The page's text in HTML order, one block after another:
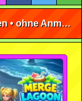
Crunch Locked kostenlos online spielen • ohne Anmeldung 🕹️